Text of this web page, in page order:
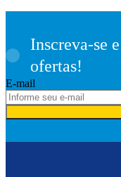
Inscreva-se
ofertas!
E-mail